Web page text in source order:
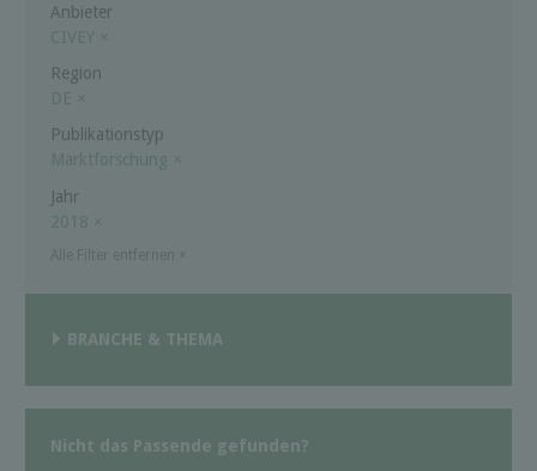
Anbieter
CIVEY
×
Region
DE ×
Publikationstyp
Marktforschung ×
Jahr
2018 ×
BRANCHE & THEMA
Nicht das Passende gefunden?